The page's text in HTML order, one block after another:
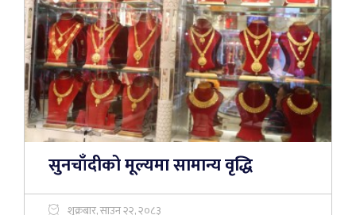
सुनचाँदीको मूल्यमा सामान्य वृद्धि
शुक्रबार, साउन २२, २०८३